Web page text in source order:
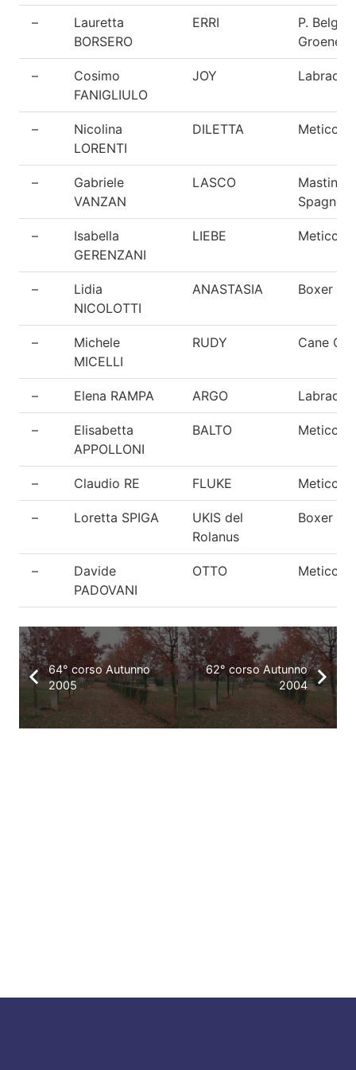
–
Lauretta
BORSERO
ERRI
P. Belga
–
Cosimo
FANIGLIULO
JOY Labrador
–
Nicolina
LORENTI
DILETTA Meticcio
–
Gabriele
VANZAN
LASCO
Mastino
Spagnolo
–
Isabella
GERENZANI
LIEBE Meticcio
–
Lidia
NICOLOTTI
ANASTASIA Boxer
–
Michele
MICELLI
RUDY Cane
– Elena RAMPA ARGO Labrador
–
Elisabetta
APPOLLONI
BALTO Meticcio
– Claudio RE FLUKE Meticcio
– Loretta SPIGA
UKIS del
Rolanus
Boxer
–
Davide
PADOVANI
OTTO Meticcio
64° corso Autunno
2005
62° corso Autunno
2004